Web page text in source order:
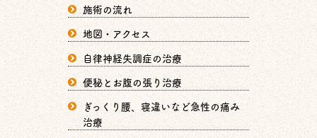
施術の流れ
地図・アクセス
自律神経失調症の治療
便秘とお腹の張り治療
ぎっくり腰、寝違いなど急性の痛み
治療